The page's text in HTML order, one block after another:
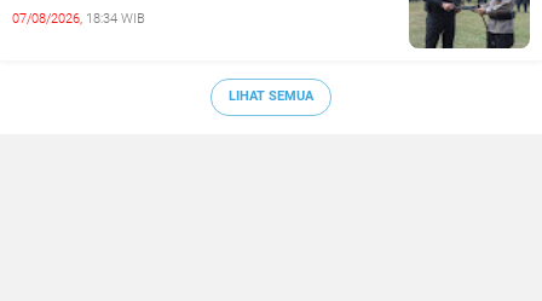
07/08/2026, 18:34 WIB
LIHAT SEMUA